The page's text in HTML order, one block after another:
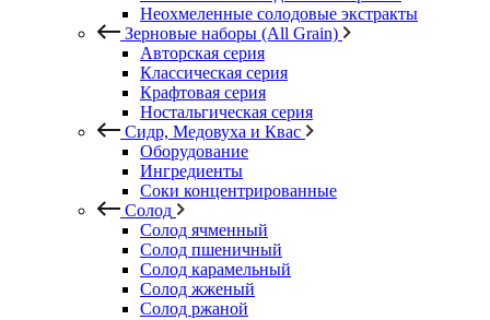
Неохмеленные солодовые экстракты
Зерновые наборы (All Grain)
Авторская серия
Классическая серия
Крафтовая серия
Ностальгическая серия
Сидр, Медовуха и Квас
Оборудование
Ингредиенты
Соки концентрированные
Солод
Солод ячменный
Солод пшеничный
Солод карамельный
Солод жженый
Солод ржаной